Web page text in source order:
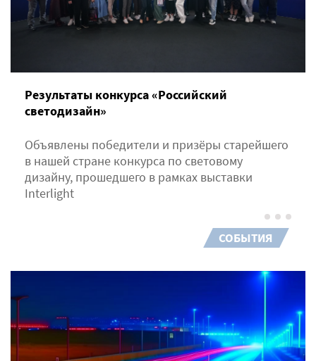
Результаты конкурса «Российский
светодизайн»
Объявлены победители и призёры старейшего
в нашей стране конкурса по световому
дизайну, прошедшего в рамках выставки
Interlight
СОБЫТИЯ